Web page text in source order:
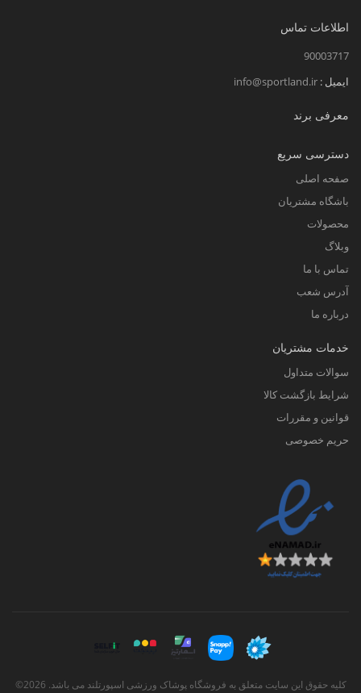
اطلاعات تماس
90003717
ایمیل : info@sportland.ir
معرفی برند
دسترسی سریع
صفحه اصلی
باشگاه مشتریان
محصولات
وبلاگ
تماس با ما
آدرس شعب
درباره ما
خدمات مشتریان
سوالات متداول
شرایط بازگشت کالا
قوانین و مقررات
حریم خصوصی
کلیه حقوق این سایت متعلق به فروشگاه پوشاک ورزشی اسپورتلند می باشد. 2026©